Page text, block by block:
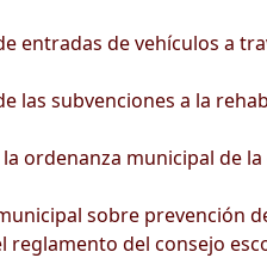
entradas de vehículos a
las subvenciones a la
ordenanza municipal de
sobre prevención
reglamento del consejo